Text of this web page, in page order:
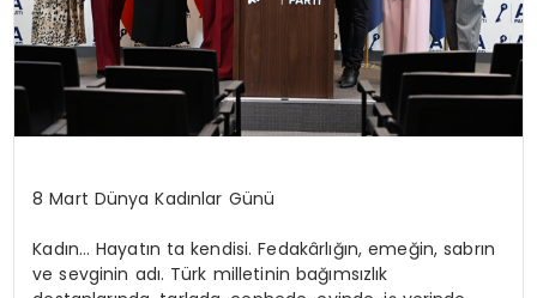
8 Mart Dünya Kadınlar Günü
Kadın… Hayatın ta kendisi. Fedakârlığın, emeğin, sabrın
ve sevginin adı. Türk milletinin bağımsızlık